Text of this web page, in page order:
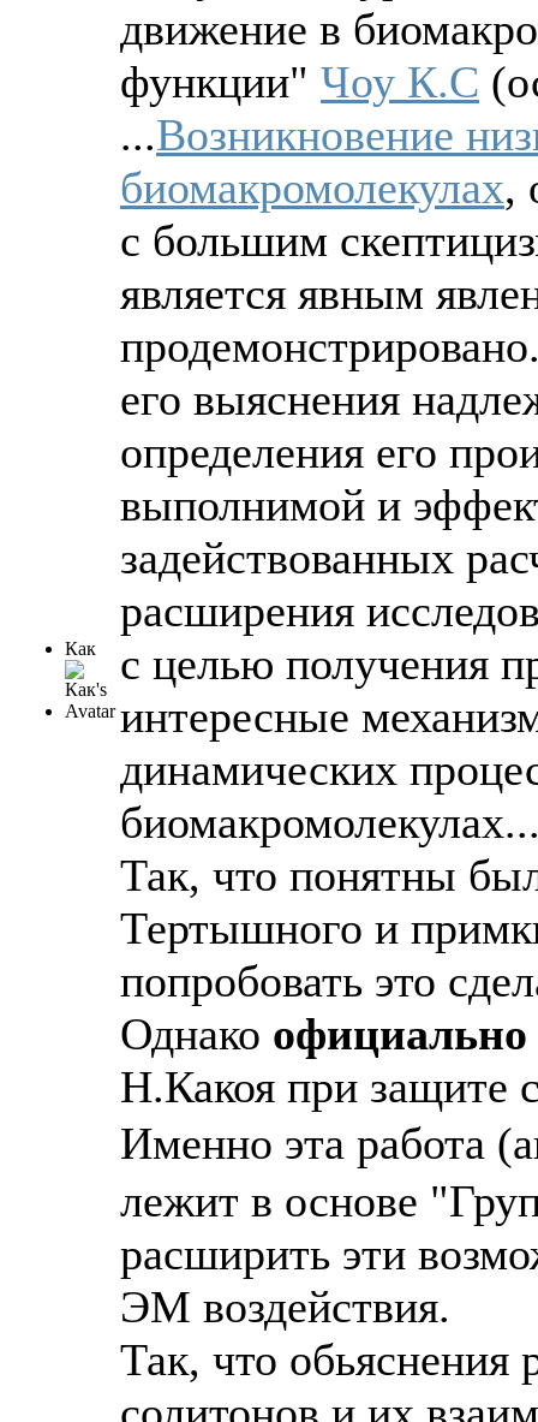
Как
движение в
функции" Чоу К.С (
...Возникновение
биомакромолекулах,
с большим
является явным
его выяснения
определения его
выполнимой и
задействованных
расширения
с целью получения
интересные
динамических
Так, что понятны
Тертышного и
попробовать это
Однако официально
Н.Какоя при защите
Именно эта работа (
лежит в основе
расширить эти
ЭМ воздействия.
Так, что обьяснения